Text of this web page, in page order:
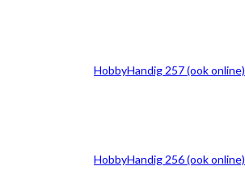
HobbyHandig 257 (ook online)
HobbyHandig 256 (ook online)